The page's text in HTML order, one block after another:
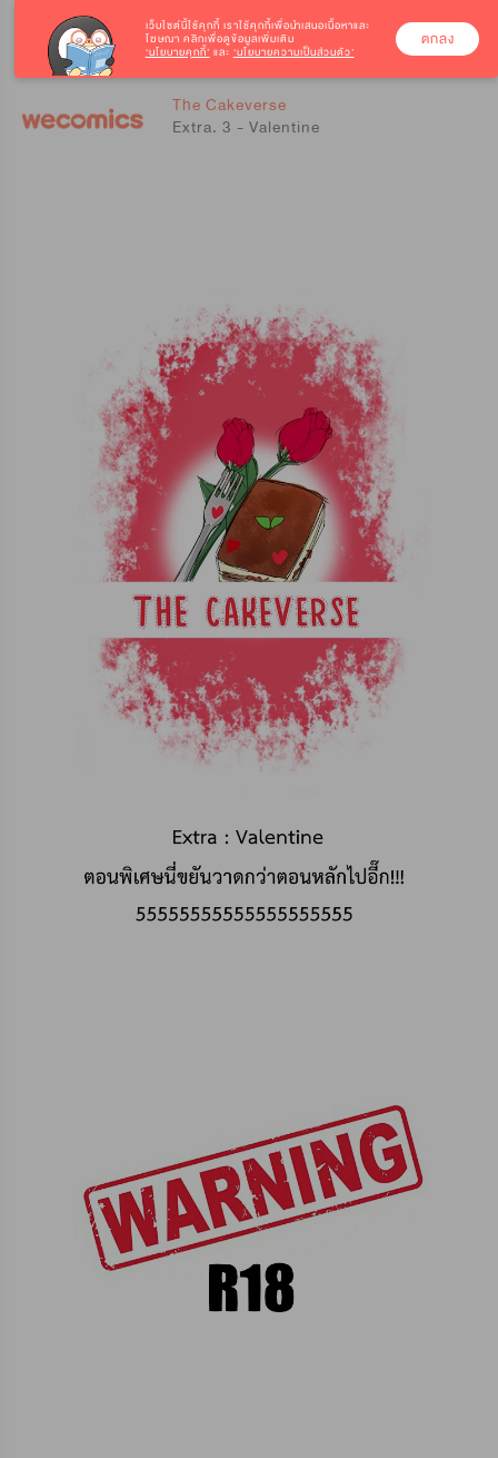
The Cakeverse
Extra. 3 - Valentine
เว็บไซต์นี้ใช้คุกกี้ เราใช้คุกกี้เพื่อนำเสนอเนื้อหาและ
โฆษณา คลิกเพื่อดูข้อมูลเพิ่มเติม
‘นโยบายคุกกี้’ และ ‘นโยบายความเป็นส่วนตัว’
ตกลง